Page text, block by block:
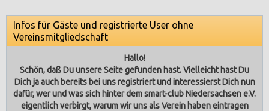
Infos für Gäste und registrierte User ohne
Vereinsmitgliedschaft
Hallo!
Schön, daß Du unsere Seite gefunden hast. Vielleicht hast Du
Dich ja auch bereits bei uns registriert und interessierst Dich nun
dafür, wer und was sich hinter dem smart-club Niedersachsen e.V.
eigentlich verbirgt, warum wir uns als Verein haben eintragen